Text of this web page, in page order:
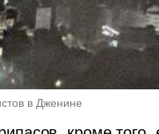
в Дженине